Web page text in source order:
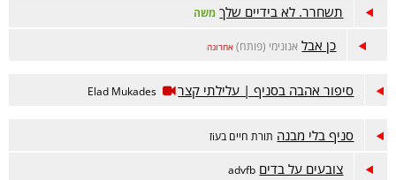
תשחרר. לא בידיים שלך משה
כן אבל אנונימי (פותח) אחרונה
סיפור אהבה בסניף | עלילתי קצר Elad Mukades
סניף בלי מבנה תורת חיים בעiז
צובעים על בדים advfb